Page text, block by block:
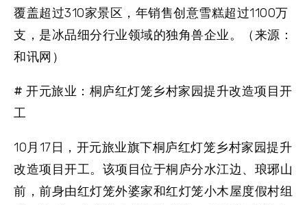
覆盖超过310家景区，年销售创意雪糕超过1100万
支，是冰品细分行业领域的独角兽企业。（来源：
和讯网）
# 开元旅业：桐庐红灯笼乡村家园提升改造项目开
工
10月17日，开元旅业旗下桐庐红灯笼乡村家园提升
改造项目开工。该项目位于桐庐分水江边、琅琊山
前，前身由红灯笼外婆家和红灯笼小木屋度假村组